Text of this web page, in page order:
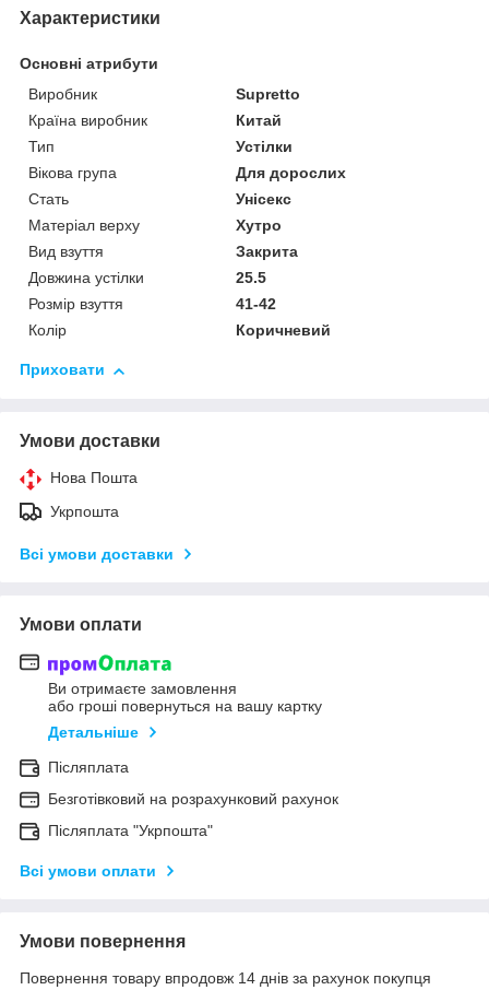
Характеристики
Основні атрибути
Виробник
Supretto
Країна виробник
Китай
Тип
Устілки
Вікова група
Для дорослих
Стать
Унісекс
Матеріал верху
Хутро
Вид взуття
Закрита
Довжина устілки
25.5
Розмір взуття
41-42
Колір
Коричневий
Приховати
Умови доставки
Нова Пошта
Укрпошта
Всі умови доставки
Умови оплати
Ви отримаєте замовлення
або гроші повернуться на вашу картку
Детальніше
Післяплата
Безготівковий на розрахунковий рахунок
Післяплата "Укрпошта"
Всі умови оплати
Умови повернення
Повернення товару впродовж 14 днів за рахунок покупця